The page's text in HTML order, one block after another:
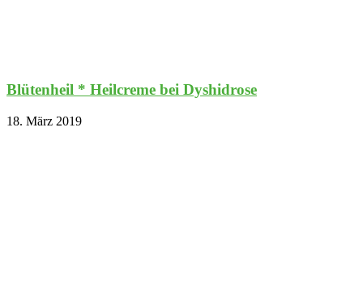
Blütenheil * Heilcreme bei Dyshidrose
18. März 2019